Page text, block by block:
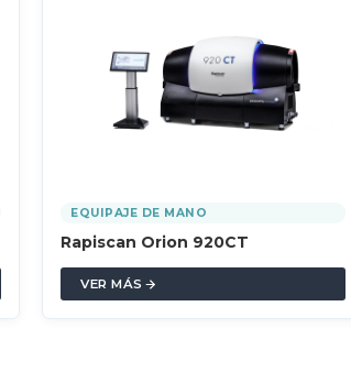
EQUIPAJE DE MANO
Rapiscan Orion 920CT
VER MÁS